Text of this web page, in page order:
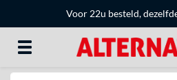
Voor 22u besteld,